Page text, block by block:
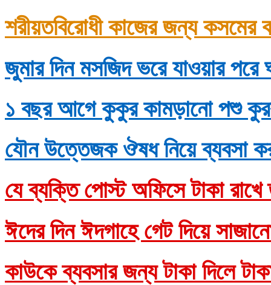
শরীয়তবিরোধী কাজের জন্য কসমের
জুমার দিন মসজিদ ভরে যাওয়ার
১ বছর আগে কুকুর কামড়ানো পশু
যৌন উত্তেজক ঔষধ নিয়ে ব্যবসা
যে ব্যক্তি পোস্ট অফিসে টাকা রাখে
ঈদের দিন ঈদগাহে গেট দিয়ে
কাউকে ব্যবসার জন্য টাকা দিলে